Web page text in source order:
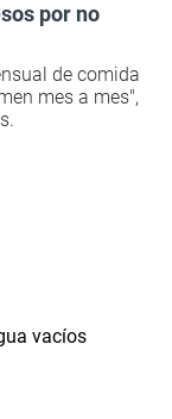
por no
de comida
mes a mes",